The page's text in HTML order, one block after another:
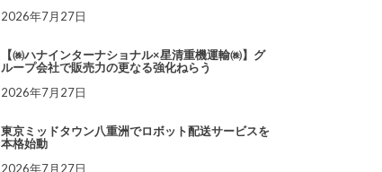
2026年7月27日
【㈱ハナインターナショナル×星清重機運輸㈱】グ
ループ会社で販売力の更なる強化ねらう
2026年7月27日
東京ミッドタウン八重洲でロボット配送サービスを
本格始動
2026年7月27日